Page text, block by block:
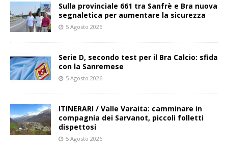
Sulla provinciale 661 tra Sanfrè e Bra nuova
segnaletica per aumentare la sicurezza
5 Agosto 2026
Serie D, secondo test per il Bra Calcio: sfida
con la Sanremese
5 Agosto 2026
ITINERARI / Valle Varaita: camminare in
compagnia dei Sarvanot, piccoli folletti
dispettosi
5 Agosto 2026